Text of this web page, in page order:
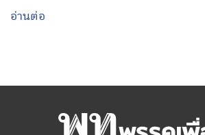
อ่านต่อ